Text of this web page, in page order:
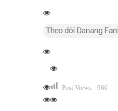
Post Views: 966